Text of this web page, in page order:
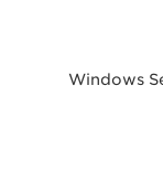
Windows